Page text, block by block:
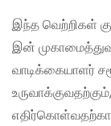
இந்த வெற்றிகள்
இன்
வாடிக்கையாளர்